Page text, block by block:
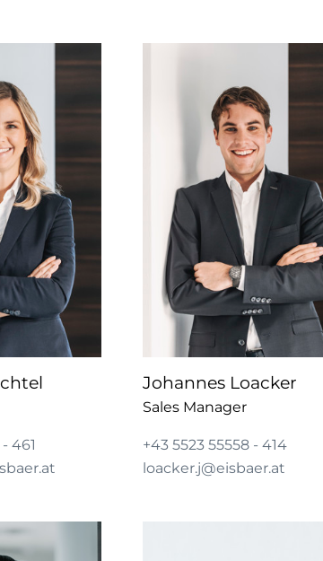
461
Johannes Loacker
Sales Manager
+43 5523 55558 - 414
loacker.j@eisbaer.at